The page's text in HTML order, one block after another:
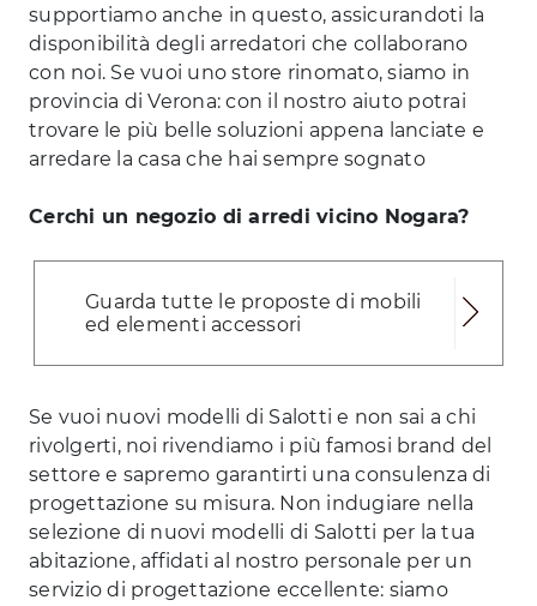
supportiamo anche in questo, assicurandoti la
disponibilità degli arredatori che collaborano
con noi. Se vuoi uno store rinomato, siamo in
provincia di Verona: con il nostro aiuto potrai
trovare le più belle soluzioni appena lanciate e
arredare la casa che hai sempre sognato
Cerchi un negozio di arredi vicino Nogara?
Guarda tutte le proposte di mobili
ed elementi accessori
Se vuoi nuovi modelli di Salotti e non sai a chi
rivolgerti, noi rivendiamo i più famosi brand del
settore e sapremo garantirti una consulenza di
progettazione su misura. Non indugiare nella
selezione di nuovi modelli di Salotti per la tua
abitazione, affidati al nostro personale per un
servizio di progettazione eccellente: siamo